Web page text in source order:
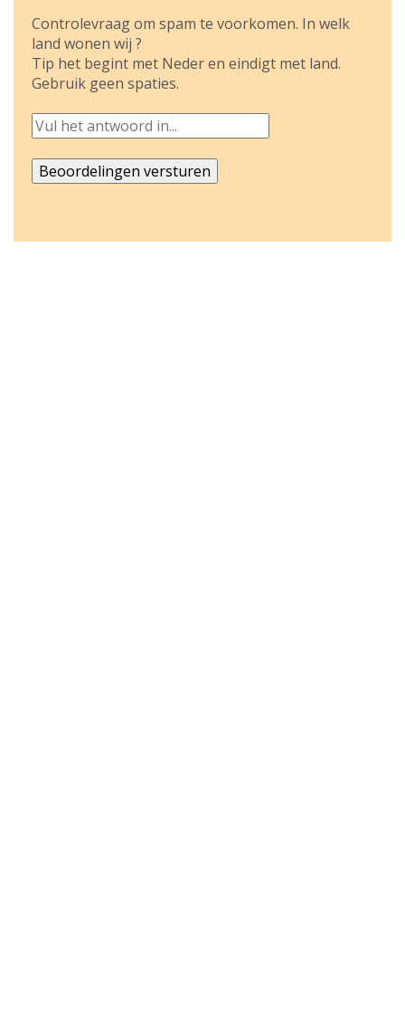
Controlevraag om spam te voorkomen. In welk
land wonen wij ?
Tip het begint met Neder en eindigt met land.
Gebruik geen spaties.